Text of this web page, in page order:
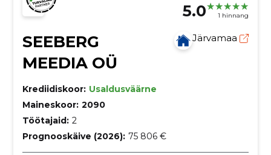
5.0 1 hinnang
SEEBERG
MEEDIA OÜ
Järvamaa
Krediidiskoor: Usaldusväärne
Maineskoor: 2090
Töötajaid: 2
Prognooskäive (2026): 75 806 €